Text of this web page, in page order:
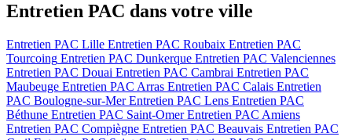
Entretien PAC dans votre ville
Entretien PAC Lille Entretien PAC Roubaix Entretien PAC
Tourcoing Entretien PAC Dunkerque Entretien PAC Valenciennes
Entretien PAC Douai Entretien PAC Cambrai Entretien PAC
Maubeuge Entretien PAC Arras Entretien PAC Calais Entretien
PAC Boulogne-sur-MerEntretien PAC Lens Entretien PAC
Béthune Entretien PAC Saint-OmerEntretien PAC Amiens
Entretien PAC Compiègne Entretien PAC Beauvais Entretien PAC